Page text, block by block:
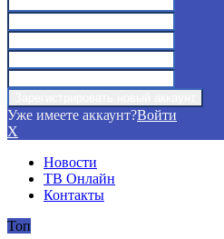
Уже имеете аккаунт?Войти
X
Новости
ТВ Онлайн
Контакты
Топ